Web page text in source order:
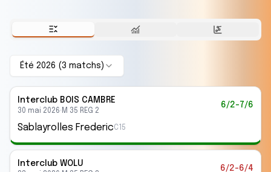
Été 2026 (3 matchs )
Interclub BOIS CAMBRE
30 mai 2026· M 35 REG 2
6/2-7/6
Sablayrolles FredericC15
Interclub WOLU
6/2-6/4